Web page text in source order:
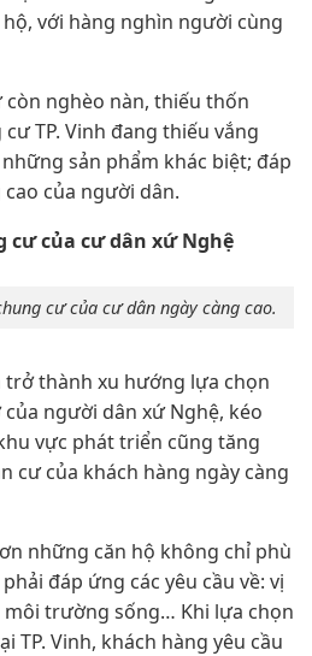
với hàng nghìn người cùng
còn nghèo nàn, thiếu thốn
TP. Vinh đang thiếu vắng
sản phẩm khác biệt; đáp
của người dân.
cư của cư dân xứ Nghệ
cư của cư dân ngày càng cao.
trở thành xu hướng lựa chọn
người dân xứ Nghệ, kéo
vực phát triển cũng tăng
cư của khách hàng ngày càng
những căn hộ không chỉ phù
đáp ứng các yêu cầu về: vị
trường sống… Khi lựa chọn
TP. Vinh, khách hàng yêu cầu